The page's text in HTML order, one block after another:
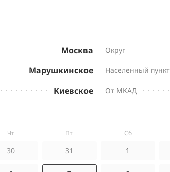
Москва Округ
Марушкинское Населенный пункт
Киевское От МКАД
чт пт сб
30 31 1